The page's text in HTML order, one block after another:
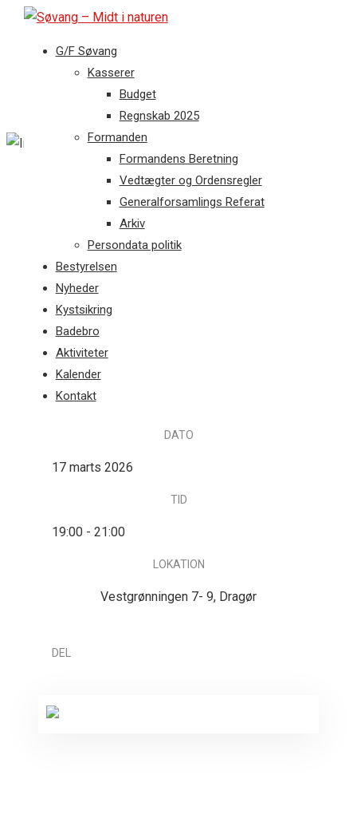
G/F Søvang
Kasserer
Budget
Regnskab 2025
Formanden
Formandens Beretning
Vedtægter og Ordensregler
Generalforsamlings Referat
Arkiv
Persondata politik
Bestyrelsen
Nyheder
Kystsikring
Badebro
Aktiviteter
Kalender
Kontakt
Alle Events
Ordinær
Generalforsamling i G/F
Søvang
DATO
17 marts 2026
TID
19:00 - 21:00
LOKATION
Vestgrønningen 7- 9, Dragør
DEL